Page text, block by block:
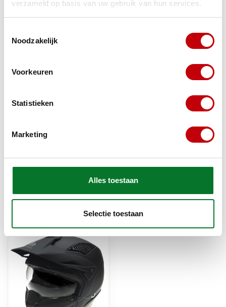
verzameld op basis van uw gebruik van hun services.
Noodzakelijk
Voorkeuren
Statistieken
Marketing
Alles toestaan
Selectie toestaan
€109,83
€109,34
MT Helmet
ZWART
VIZIER VOOR DE
Op voorraad